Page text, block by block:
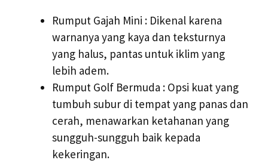
Rumput Gajah Mini : Dikenal karena
warnanya yang kaya dan teksturnya
yang halus, pantas untuk iklim yang
lebih adem.
Rumput Golf Bermuda : Opsi kuat yang
tumbuh subur di tempat yang panas dan
cerah, menawarkan ketahanan yang
sungguh-sungguh baik kepada
kekeringan.